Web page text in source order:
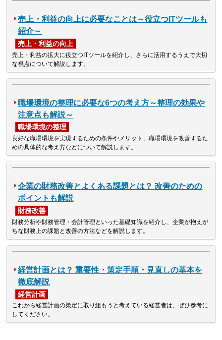
売上・利益の向上に必要なことは～役立つITツールも
紹介～
売上・利益の向上
売上・利益の拡大に役立つITツールを紹介し、さらに活用するうえで大切
な視点について解説します。
職場環境の整理に必要な6つの考え方～整理の効果や
注意点も解説～
職場環境の整理
良好な職場環境を実現するための条件やメリット、職場環境を改善するた
めの具体的な考え方などについて解説します。
企業の財務改善とよくある課題とは？ 改善のための
ポイントも解説
財務改善
財務分析や財務管理・会計管理といった基礎知識を紹介し、企業が抱えが
ちな財務上の課題と改善の方法などを解説します。
経営計画とは？ 重要性・策定手順・見直しの基本を
徹底解説
経営計画
これから経営計画の策定に取り組もうと考えている経営者は、ぜひ参考に
してください。